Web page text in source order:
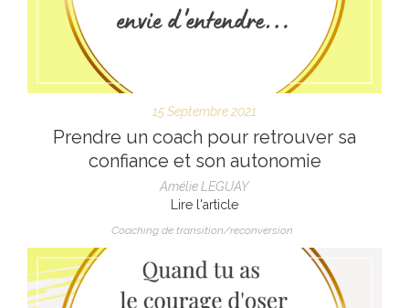
15 Septembre 2021
Prendre un coach pour retrouver sa
confiance et son autonomie
Amélie LEGUAY
Lire l'article
Coaching de transition/reconversion